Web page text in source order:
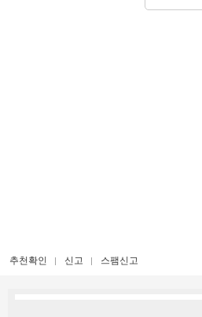
추천확인 신고 스팸신고